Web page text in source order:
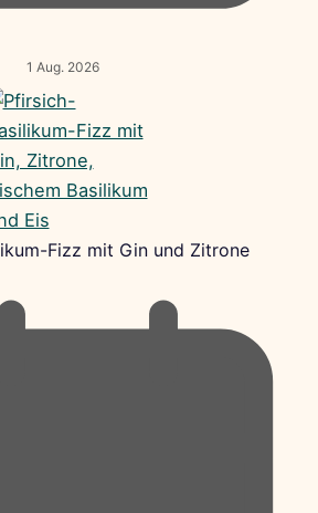
1 Aug. 2026
Fizz mit Gin und Zitrone